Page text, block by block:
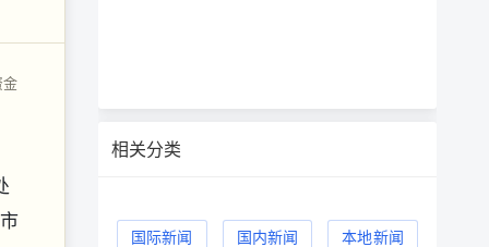
金
相关分类
国际新闻 国内新闻 本地新闻